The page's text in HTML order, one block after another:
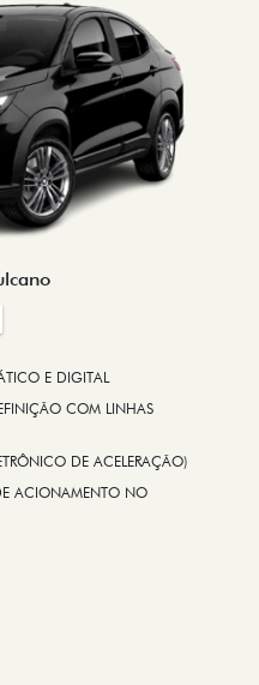
E DIGITAL
COM LINHAS
DE ACELERAÇÃO)
ACIONAMENTO NO